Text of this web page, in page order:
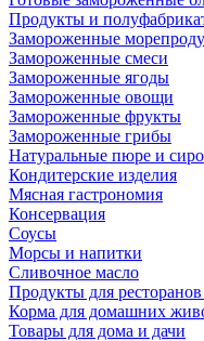
Продукты и
Замороженные
Замороженные смеси
Замороженные ягоды
Замороженные овощи
Замороженные фрукты
Замороженные грибы
Натуральные пюре и
Кондитерские изделия
Мясная гастрономия
Консервация
Соусы
Морсы и напитки
Сливочное масло
Продукты для
Корма для домашних
Товары для дома и дачи